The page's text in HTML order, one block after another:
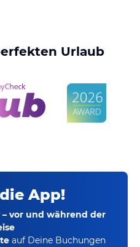
Urlaub
App!
vor und während der
auf Deine Buchungen